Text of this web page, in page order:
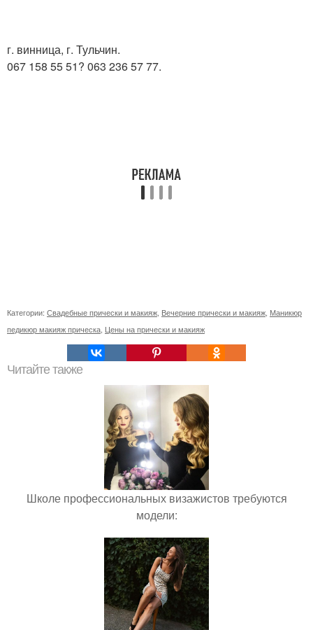
г. винница, г. Тульчин.
067 158 55 51? 063 236 57 77.
Категории: Свадебные прически и макияж, Вечерние прически и макияж, Маникюр
педикюр макияж прическа, Цены на прически и макияж
Читайте также
Школе профессиональных визажистов требуются
модели: